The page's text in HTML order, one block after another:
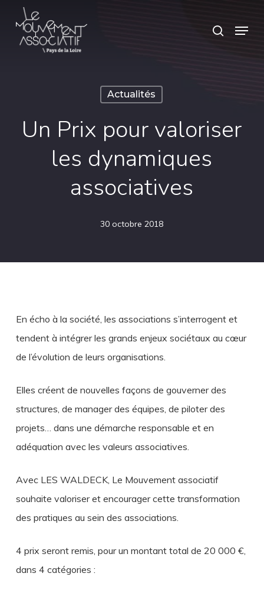
search
Menu
Actualités
Un Prix pour valoriser
les dynamiques
associatives
30 octobre 2018
En écho à la société, les associations s’interrogent et
tendent à intégrer les grands enjeux sociétaux au cœur
de l’évolution de leurs organisations.
Elles créent de nouvelles façons de gouverner des
structures, de manager des équipes, de piloter des
projets… dans une démarche responsable et en
adéquation avec les valeurs associatives.
Avec LES WALDECK, Le Mouvement associatif
souhaite valoriser et encourager cette transformation
des pratiques au sein des associations.
4 prix seront remis, pour un montant total de 20 000 €,
dans 4 catégories :
Panneau de gestion des cookies